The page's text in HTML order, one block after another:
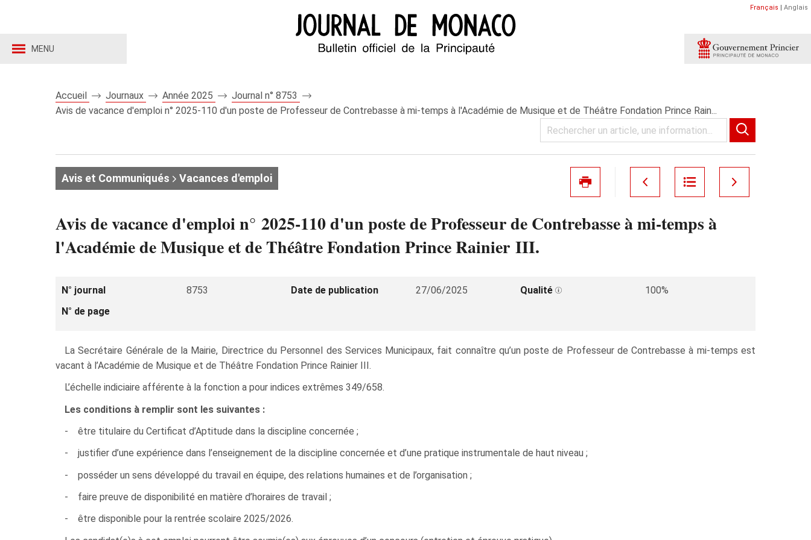
MENU
Français | Anglais
Accueil Journaux Année 2025
Journal n° 8753
Avis de vacance d'emploi n° 2025‑110 d'un poste de Professeur de Contrebasse à mi-temps à l'Académie de Musique et de Théâtre Fondation Prince Rain...
Avis et Communiqués Vacances d'emploi
Avis de vacance d'emploi n° 2025‑110 d'un poste de Professeur de Contrebasse à mi-temps à
l'Académie de Musique et de Théâtre Fondation Prince Rainier III.
N° journal 8753 Date de publication 27/06/2025 Qualité
100%
N° de page
La Secrétaire Générale de la Mairie, Directrice du Personnel des Services Municipaux, fait connaître qu’un poste de Professeur de Contrebasse à mi-temps est
vacant à l’Académie de Musique et de Théâtre Fondation Prince Rainier III.
L’échelle indiciaire afférente à la fonction a pour indices extrêmes 349/658.
Les conditions à remplir sont les suivantes :
- être titulaire du Certificat d’Aptitude dans la discipline concernée ;
- justifier d’une expérience dans l’enseignement de la discipline concernée et d’une pratique instrumentale de haut niveau ;
- posséder un sens développé du travail en équipe, des relations humaines et de l’organisation ;
- faire preuve de disponibilité en matière d’horaires de travail ;
- être disponible pour la rentrée scolaire 2025/2026.